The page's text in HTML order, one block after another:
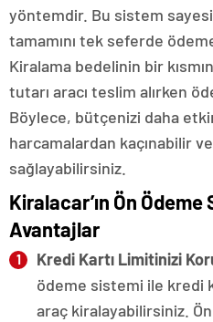
yöntemdir. Bu sistem
tamamını tek seferde
Kiralama bedelinin bir
tutarı aracı teslim alırken
Böylece, bütçenizi daha
harcamalardan kaçınabilir
sağlayabilirsiniz.
Kiralacar’ın Ön Ödeme
Avantajlar
Kredi Kartı Limitinizi
ödeme sistemi ile kredi
araç kiralayabilirsiniz.